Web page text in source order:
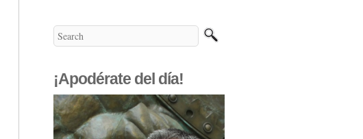
¡Apodérate del día!